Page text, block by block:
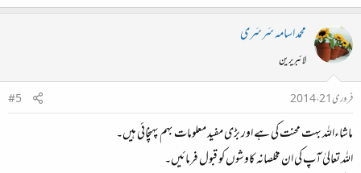
محمد اسامہ سَرسَری
لائبریرین
فروری 21، 2014
#5
ماشاءاللہ بہت محنت کی ہے اور بڑی مفید معلومات بہم پہنچائی ہیں۔
اللہ تعالیٰ آپ کی ان مخلصانہ کاوشوں کو قبول فرمائیں۔